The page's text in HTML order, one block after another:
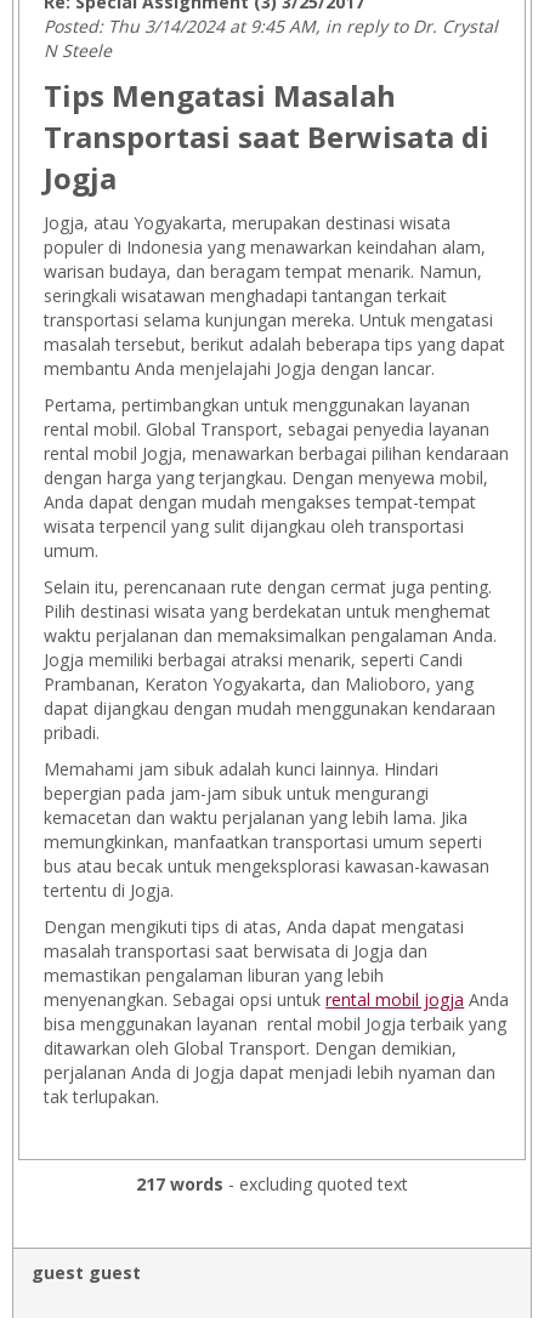
Posted: Thu 3/14/2024 at 9:45 AM, in reply to Dr. Crystal
N Steele
Tips Mengatasi Masalah
Transportasi saat Berwisata di
Jogja
Jogja, atau Yogyakarta, merupakan destinasi wisata
populer di Indonesia yang menawarkan keindahan alam,
warisan budaya, dan beragam tempat menarik. Namun,
seringkali wisatawan menghadapi tantangan terkait
transportasi selama kunjungan mereka. Untuk mengatasi
masalah tersebut, berikut adalah beberapa tips yang dapat
membantu Anda menjelajahi Jogja dengan lancar.
Pertama, pertimbangkan untuk menggunakan layanan
rental mobil. Global Transport, sebagai penyedia layanan
rental mobil Jogja, menawarkan berbagai pilihan kendaraan
dengan harga yang terjangkau. Dengan menyewa mobil,
Anda dapat dengan mudah mengakses tempat-tempat
wisata terpencil yang sulit dijangkau oleh transportasi
umum.
Selain itu, perencanaan rute dengan cermat juga penting.
Pilih destinasi wisata yang berdekatan untuk menghemat
waktu perjalanan dan memaksimalkan pengalaman Anda.
Jogja memiliki berbagai atraksi menarik, seperti Candi
Prambanan, Keraton Yogyakarta, dan Malioboro, yang
dapat dijangkau dengan mudah menggunakan kendaraan
pribadi.
Memahami jam sibuk adalah kunci lainnya. Hindari
bepergian pada jam-jam sibuk untuk mengurangi
kemacetan dan waktu perjalanan yang lebih lama. Jika
memungkinkan, manfaatkan transportasi umum seperti
bus atau becak untuk mengeksplorasi kawasan-kawasan
tertentu di Jogja.
Dengan mengikuti tips di atas, Anda dapat mengatasi
masalah transportasi saat berwisata di Jogja dan
memastikan pengalaman liburan yang lebih
menyenangkan. Sebagai opsi untukrental mobil jogja Anda
bisa menggunakan layanan rental mobil Jogja terbaik yang
ditawarkan oleh Global Transport. Dengan demikian,
perjalanan Anda di Jogja dapat menjadi lebih nyaman dan
tak terlupakan.
217 words - excluding quoted text
guest guest